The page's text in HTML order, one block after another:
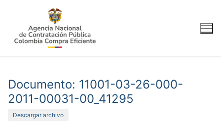
contenido
Documento: 11001-03-26-000-
2011-00031-00_41295
Descargar archivo